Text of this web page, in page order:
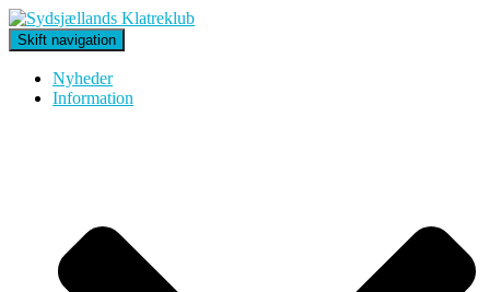
Skift navigation
Nyheder
Information